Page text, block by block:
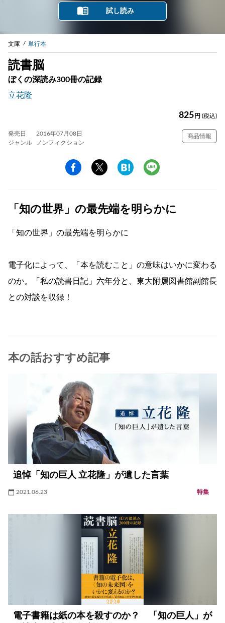
試し読み
文庫 単行本
読書脳
ぼくの深読み300冊の記録
立花隆
825 円 (税込)
発売日
2016年07月08日
ジャンル
ノンフィクション
商品情報
「知の世界」の最先端を明らかに
「知の世界」の最先端を明らかに
電子化によって、「本を読むこと」の意味はいかに変わる
のか。「私の読書日記」六年分と、東大附属図書館副館長
との対談を収録！
本の話おすすめ記事
追悼「知の巨人 立花隆」が遺した言葉
2021.06.23 特集
電子書籍は紙の本を殺すのか？ 「知の巨人」が